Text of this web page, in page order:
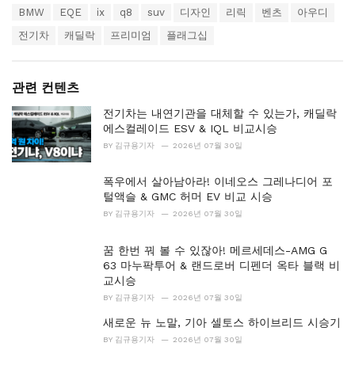
i
s
:
BMW EQE ix q8 suv 디자인 리릭 벤츠
아우디
전기차
캐딜락 프리미엄 플래그십
관련 컨텐츠
전기차는 내연기관을 대체할 수 있는가, 캐딜락
에스컬레이드 ESV & IQL 비교시승
BY 김규용기자 2026년 07월 30일
폭우에서 살아남아라! 이네오스 그레나디어 포
털액슬 & GMC 허머 EV 비교 시승
BY 김규용기자 2026년 07월 30일
꿈 한번 꿔 볼 수 있잖아! 메르세데스-AMG G
63 마누팍투어 & 랜드로버 디펜더 옥타 블랙 비
교시승
BY 김규용기자 2026년 07월 30일
새로운 뉴 노말, 기아 셀토스 하이브리드 시승기
BY 김규용기자 2026년 07월 30일